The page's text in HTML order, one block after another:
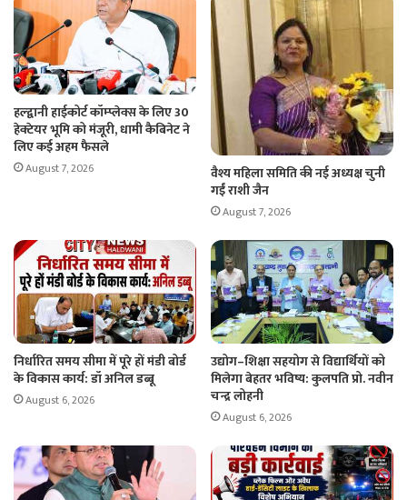
हल्द्वानी हाईकोर्ट कॉम्प्लेक्स के लिए 30
हेक्टेयर भूमि को मंजूरी, धामी कैबिनेट ने
लिए कई अहम फैसले
August 7, 2026
वैश्य महिला समिति की नई अध्यक्ष चुनी
गईं राशी जैन
August 7, 2026
निर्धारित समय सीमा में पूरे हों मंडी बोर्ड
के विकास कार्य: डॉ अनिल डब्बू
August 6, 2026
उद्योग–शिक्षा सहयोग से विद्यार्थियों को
मिलेगा बेहतर भविष्य: कुलपति प्रो. नवीन
चन्द्र लोहनी
August 6, 2026